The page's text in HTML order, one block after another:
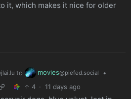
it, which makes it nice for older
to movies@piefed.social
•
4 · 11 days ago